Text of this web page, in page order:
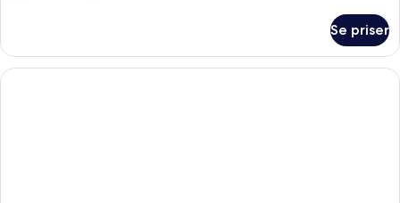
Double
Room
Se priser